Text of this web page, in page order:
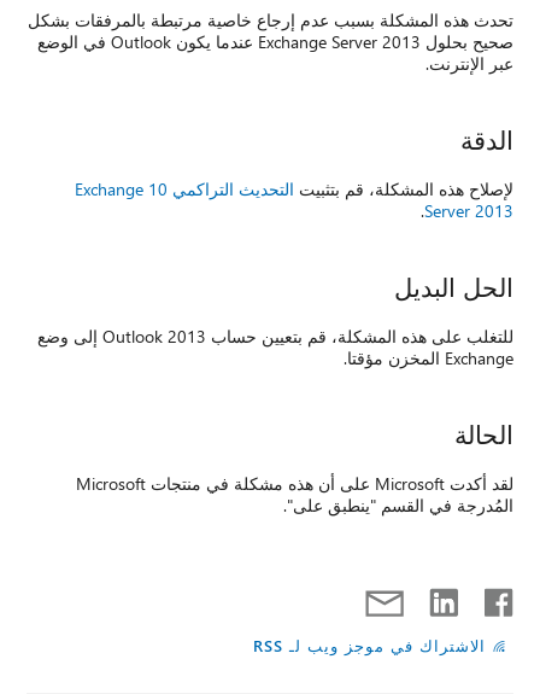
تحدث هذه المشكلة بسبب عدم إرجاع خاصية مرتبطة بالمرفقات بشكل
صحيح بحلول Exchange Server 2013 عندما يكون Outlook في الوضع
عبر الإنترنت.
الدقة
لإصلاح هذه المشكلة، قم بتثبيت
التحديث التراكمي 10 Exchange
Server 2013
.
الحل البديل
للتغلب على هذه المشكلة، قم بتعيين حساب Outlook 2013 إلى وضع
Exchange المخزن مؤقتا.
الحالة
لقد أكدت Microsoft على أن هذه مشكلة في منتجات Microsoft
المُدرجة في القسم "ينطبق على".
الاشتراك في موجز ويب لـ RSS